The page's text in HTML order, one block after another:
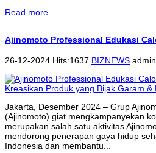
Read more
Ajinomoto Professional Edukasi
26-12-2024 Hits:1637 BIZNEWS
Jakarta, Desember 2024 – Grup
(Ajinomoto) giat mengkampanyekan
merupakan salah satu aktivitas
mendorong penerapan gaya hidup
Indonesia dan membantu...